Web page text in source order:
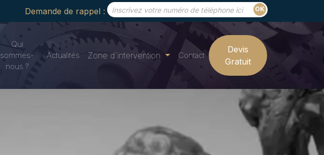
Demande de rappel :
Qui
sommes-
nous ?
Actualités Zone d'intervention Contact
Devis
Gratuit